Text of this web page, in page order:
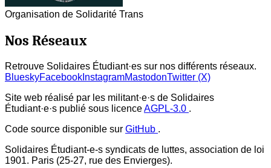
Organisation de Solidarité Trans
Nos Réseaux
Retrouve Solidaires Étudiant·es sur nos différents réseaux.
BlueskyFacebook InstagramMastodonTwitter (X)
Site web réalisé par les militant·e·s de Solidaires
Étudiant·e·s publié sous licenceAGPL-3.0 .
Code source disponible sur GitHub .
Solidaires Étudiant-e-s syndicats de luttes, association de loi
1901. Paris (25-27, rue des Envierges).